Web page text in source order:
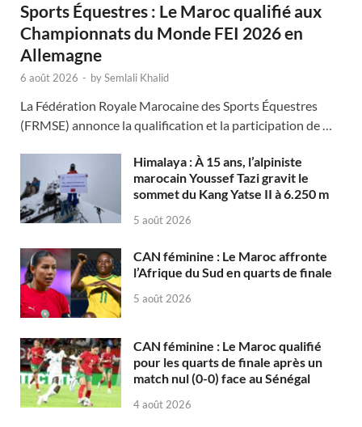
Sports Équestres : Le Maroc qualifié aux
Championnats du Monde FEI 2026 en
Allemagne
6 août 2026 - bySemlali Khalid
La Fédération Royale Marocaine des Sports Équestres
(FRMSE) annonce la qualification et la participation de …
Himalaya : À 15 ans, l’alpiniste
marocain Youssef Tazi gravit le
sommet du Kang Yatse II à 6.250 m
5 août 2026
CAN féminine : Le Maroc affronte
l’Afrique du Sud en quarts de finale
5 août 2026
CAN féminine : Le Maroc qualifié
pour les quarts de finale après un
match nul (0-0) face au Sénégal
4 août 2026